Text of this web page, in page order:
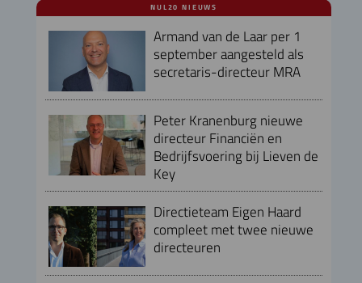
NUL20 NIEUWS
Armand van de Laar per 1
september aangesteld als
secretaris-directeur MRA
Peter Kranenburg nieuwe
directeur Financiën en
Bedrijfsvoering bij Lieven de
Key
Directieteam Eigen Haard
compleet met twee nieuwe
directeuren